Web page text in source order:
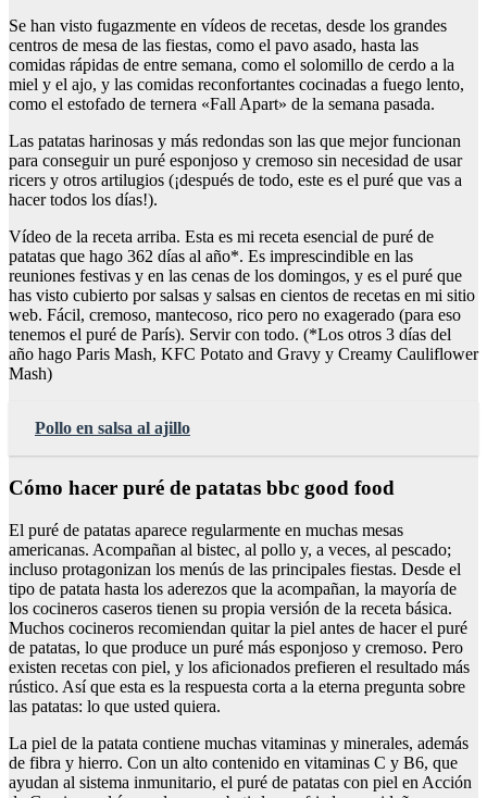
Se han visto fugazmente en vídeos de recetas, desde los grandes
centros de mesa de las fiestas, como el pavo asado, hasta las
comidas rápidas de entre semana, como el solomillo de cerdo a la
miel y el ajo, y las comidas reconfortantes cocinadas a fuego lento,
como el estofado de ternera «Fall Apart» de la semana pasada.
Las patatas harinosas y más redondas son las que mejor funcionan
para conseguir un puré esponjoso y cremoso sin necesidad de usar
ricers y otros artilugios (¡después de todo, este es el puré que vas a
hacer todos los días!).
Vídeo de la receta arriba. Esta es mi receta esencial de puré de
patatas que hago 362 días al año*. Es imprescindible en las
reuniones festivas y en las cenas de los domingos, y es el puré que
has visto cubierto por salsas y salsas en cientos de recetas en mi sitio
web. Fácil, cremoso, mantecoso, rico pero no exagerado (para eso
tenemos el puré de París). Servir con todo. (*Los otros 3 días del
año hago Paris Mash, KFC Potato and Gravy y Creamy Cauliflower
Mash)
Pollo en salsa al ajillo
Cómo hacer puré de patatas bbc good food
El puré de patatas aparece regularmente en muchas mesas
americanas. Acompañan al bistec, al pollo y, a veces, al pescado;
incluso protagonizan los menús de las principales fiestas. Desde el
tipo de patata hasta los aderezos que la acompañan, la mayoría de
los cocineros caseros tienen su propia versión de la receta básica.
Muchos cocineros recomiendan quitar la piel antes de hacer el puré
de patatas, lo que produce un puré más esponjoso y cremoso. Pero
existen recetas con piel, y los aficionados prefieren el resultado más
rústico. Así que esta es la respuesta corta a la eterna pregunta sobre
las patatas: lo que usted quiera.
La piel de la patata contiene muchas vitaminas y minerales, además
de fibra y hierro. Con un alto contenido en vitaminas C y B6, que
ayudan al sistema inmunitario, el puré de patatas con piel en Acción